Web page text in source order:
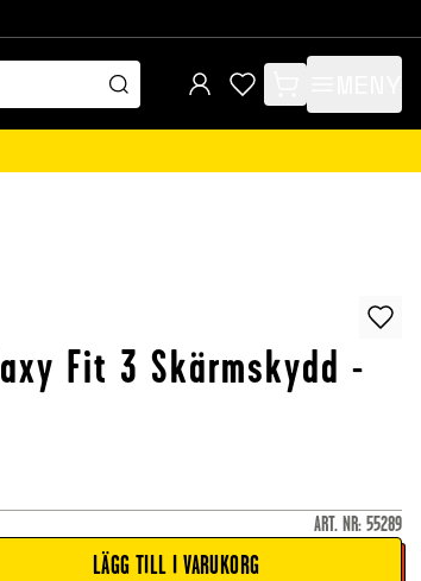
items in cart, view
Fit 3 Skärmskydd -
ART. NR: 55289
LÄGG TILL I VARUKORG